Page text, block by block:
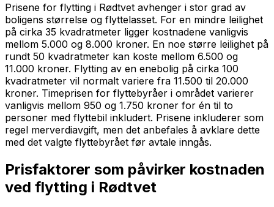
Prisene for flytting i Rødtvet avhenger i stor grad av
boligens størrelse og flyttelasset. For en mindre leilighet
på cirka 35 kvadratmeter ligger kostnadene vanligvis
mellom 5.000 og 8.000 kroner. En noe større leilighet på
rundt 50 kvadratmeter kan koste mellom 6.500 og
11.000 kroner. Flytting av en enebolig på cirka 100
kvadratmeter vil normalt variere fra 11.500 til 20.000
kroner. Timeprisen for flyttebyråer i området varierer
vanligvis mellom 950 og 1.750 kroner for én til to
personer med flyttebil inkludert. Prisene inkluderer som
regel merverdiavgift, men det anbefales å avklare dette
med det valgte flyttebyrået før avtale inngås.
Prisfaktorer som påvirker kostnaden
ved flytting i Rødtvet